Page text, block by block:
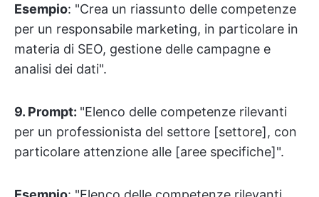
Esempio: "Crea un riassunto delle competenze
per un responsabile marketing, in particolare in
materia di SEO, gestione delle campagne e
analisi dei dati".
9. Prompt: "Elenco delle competenze rilevanti
per un professionista del settore [settore], con
particolare attenzione alle [aree specifiche]".